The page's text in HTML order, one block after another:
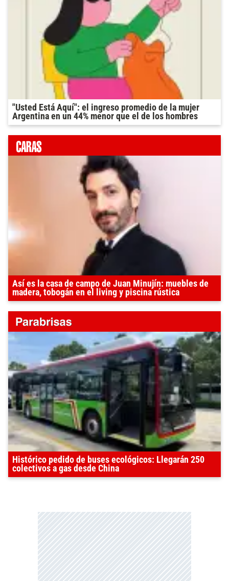
"Usted Está Aquí": el ingreso promedio de la mujer
Argentina en un 44% menor que el de los hombres
Así es la casa de campo de Juan Minujín: muebles de
madera, tobogán en el living y piscina rústica
Histórico pedido de buses ecológicos: Llegarán 250
colectivos a gas desde China